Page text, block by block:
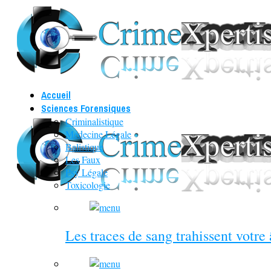
Accueil
Sciences Forensiques
Criminalistique
Médecine Légale
Balistique
Les Faux
Psy Légale
Toxicologie
Les traces de sang trahissent votre